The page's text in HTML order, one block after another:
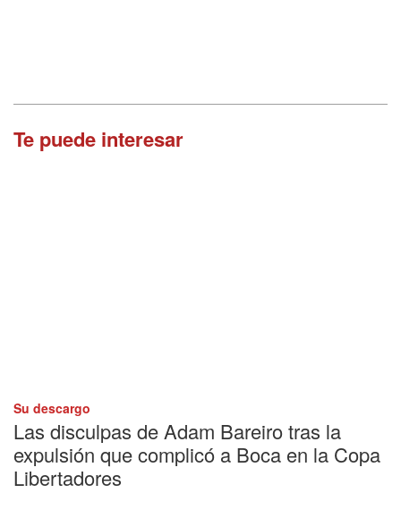
Te puede interesar
Su descargo
Las disculpas de Adam Bareiro tras la
expulsión que complicó a Boca en la Copa
Libertadores